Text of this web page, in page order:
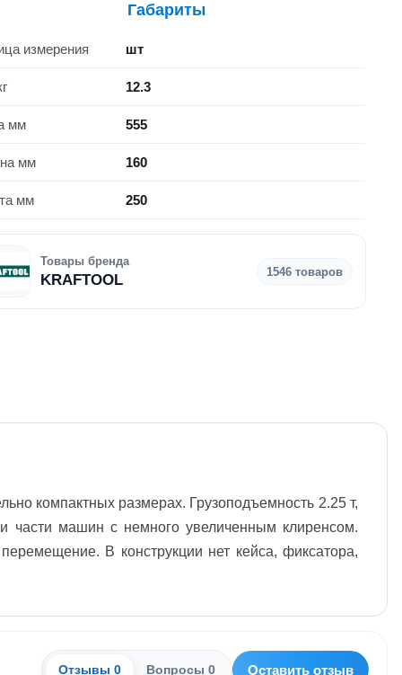
Габариты
измерения шт
12.3
мм 555
мм 160
мм 250
Товары бренда
KRAFTOOL 1546 товаров
компактных размерах. Грузоподъемность 2.25 т,
части машин с немного увеличенным клиренсом.
В конструкции нет кейса, фиксатора,
Отзывы 0 Вопросы 0 Оставить отзыв